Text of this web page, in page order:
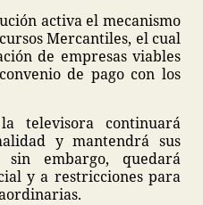
activa el mecanismo
Mercantiles, el cual
de empresas viables
de pago con los
televisora continuará
y mantendrá sus
sin embargo, quedará
y a restricciones para